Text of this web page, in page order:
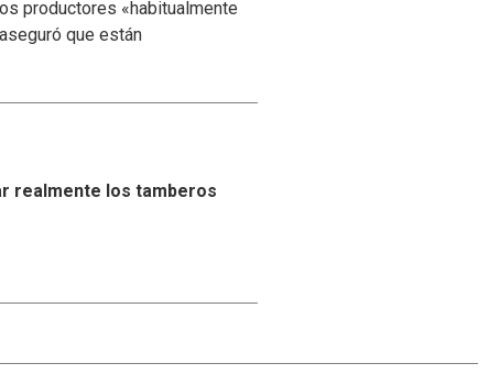
productores «habitualmente
que están
realmente los tamberos